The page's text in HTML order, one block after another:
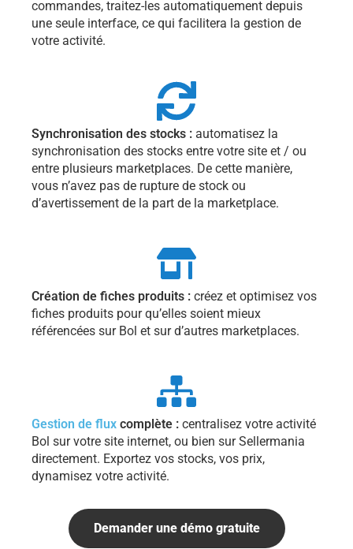
commandes, traitez-les automatiquement depuis
une seule interface, ce qui facilitera la gestion de
votre activité.
Synchronisation des stocks : automatisez la
synchronisation des stocks entre votre site et / ou
entre plusieurs marketplaces. De cette manière,
vous n’avez pas de rupture de stock ou
d’avertissement de la part de la marketplace.
Création de fiches produits : créez et optimisez vos
fiches produits pour qu’elles soient mieux
référencées sur Bol et sur d’autres marketplaces.
Gestion de flux complète : centralisez votre activité
Bol sur votre site internet, ou bien sur Sellermania
directement. Exportez vos stocks, vos prix,
dynamisez votre activité.
Demander une démo gratuite